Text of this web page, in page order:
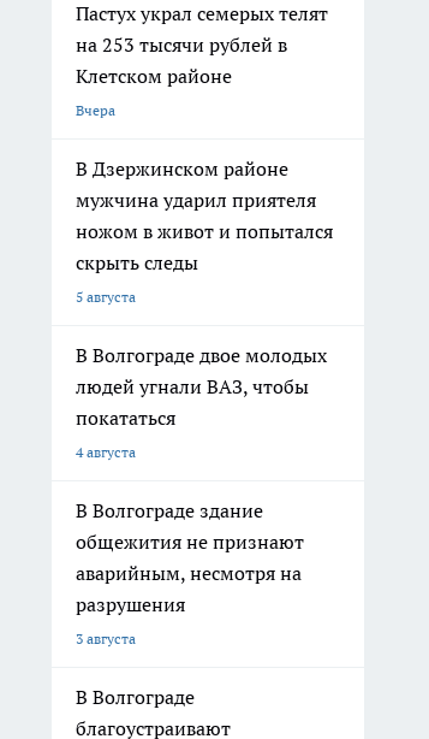
Пастух украл семерых телят
на 253 тысячи рублей в
Клетском районе
Вчера
В Дзержинском районе
мужчина ударил приятеля
ножом в живот и попытался
скрыть следы
5 августа
В Волгограде двое молодых
людей угнали ВАЗ, чтобы
покататься
4 августа
В Волгограде здание
общежития не признают
аварийным, несмотря на
разрушения
3 августа
В Волгограде
благоустраивают